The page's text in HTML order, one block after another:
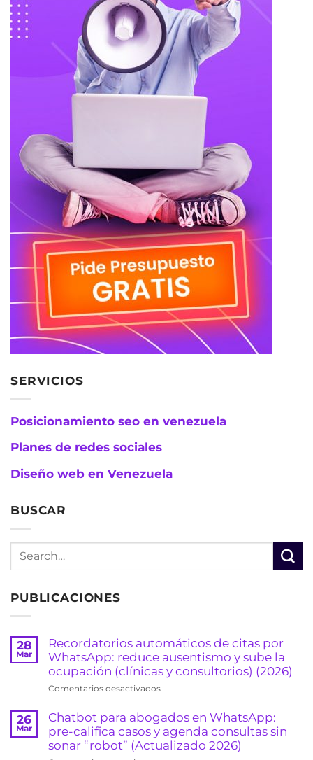
SERVICIOS
Posicionamiento seo en venezuela
Planes de redes sociales
Diseño web en Venezuela
BUSCAR
PUBLICACIONES
28
Mar
Recordatorios automáticos de citas por
WhatsApp: reduce ausentismo y sube la
ocupación (clínicas y consultorios) (2026)
Comentarios desactivadosen
automáticos
de
citas
26
Mar
Chatbot para abogados en WhatsApp:
pre-califica casos y agenda consultas sin
sonar “robot” (Actualizado 2026)